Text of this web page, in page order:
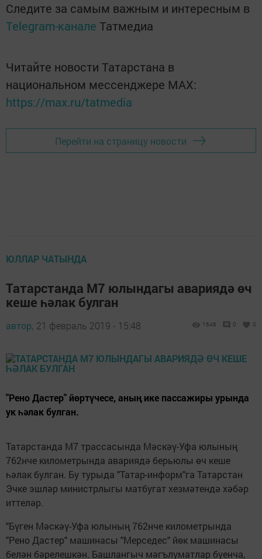
Следите за самым важным и интересным в
Telegram-канале Татмедиа
Читайте новости Татарстана в
национальном мессенджере MАХ:
https://max.ru/tatmedia
Перейти на страницу новости
ЮЛЛАР ЧАТЫНДА
Татарстанда М7 юлындагы авариядә өч
кеше һәлак булган
автор, 21 февраль 2019 - 15:48 1646 0 0
"Рено Дастер" йөртүчесе, аның ике пассажиры урында
ук һәлак булган.
Татарстанда М7 трассасында Мәскәү-Уфа юлының
762нче километрында авариядә берьюлы өч кеше
һәлак булган. Бу турыда "Татар-информ"га Татарстан
Эчке эшләр министрлыгы матбугат хезмәтендә хәбәр
иттеләр.
"Бүген Мәскәү-Уфа юлының 762нче километрында
"Рено Дастер" машинасы "Мерседес" йөк машинасы
белән бәрелешкән. Башлангыч мәгълүматлар буенча,